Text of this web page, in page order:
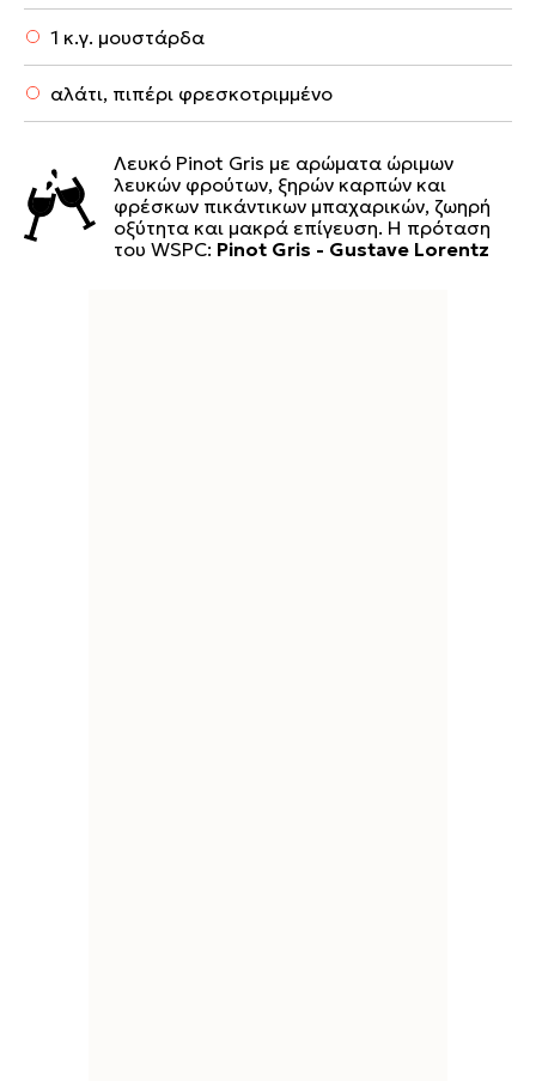
1 κ.γ. μουστάρδα
αλάτι, πιπέρι φρεσκοτριμμένο
Λευκό Pinot Gris με αρώματα ώριμων
λευκών φρούτων, ξηρών καρπών και
φρέσκων πικάντικων μπαχαρικών, ζωηρή
οξύτητα και μακρά επίγευση. Η πρόταση
του WSPC: Pinot Gris - Gustave Lorentz